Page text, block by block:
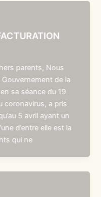
parents, Nous
de la
sa séance du 19
coronavirus, a pris
5 avril ayant un
d’entre elle est la
qui ne